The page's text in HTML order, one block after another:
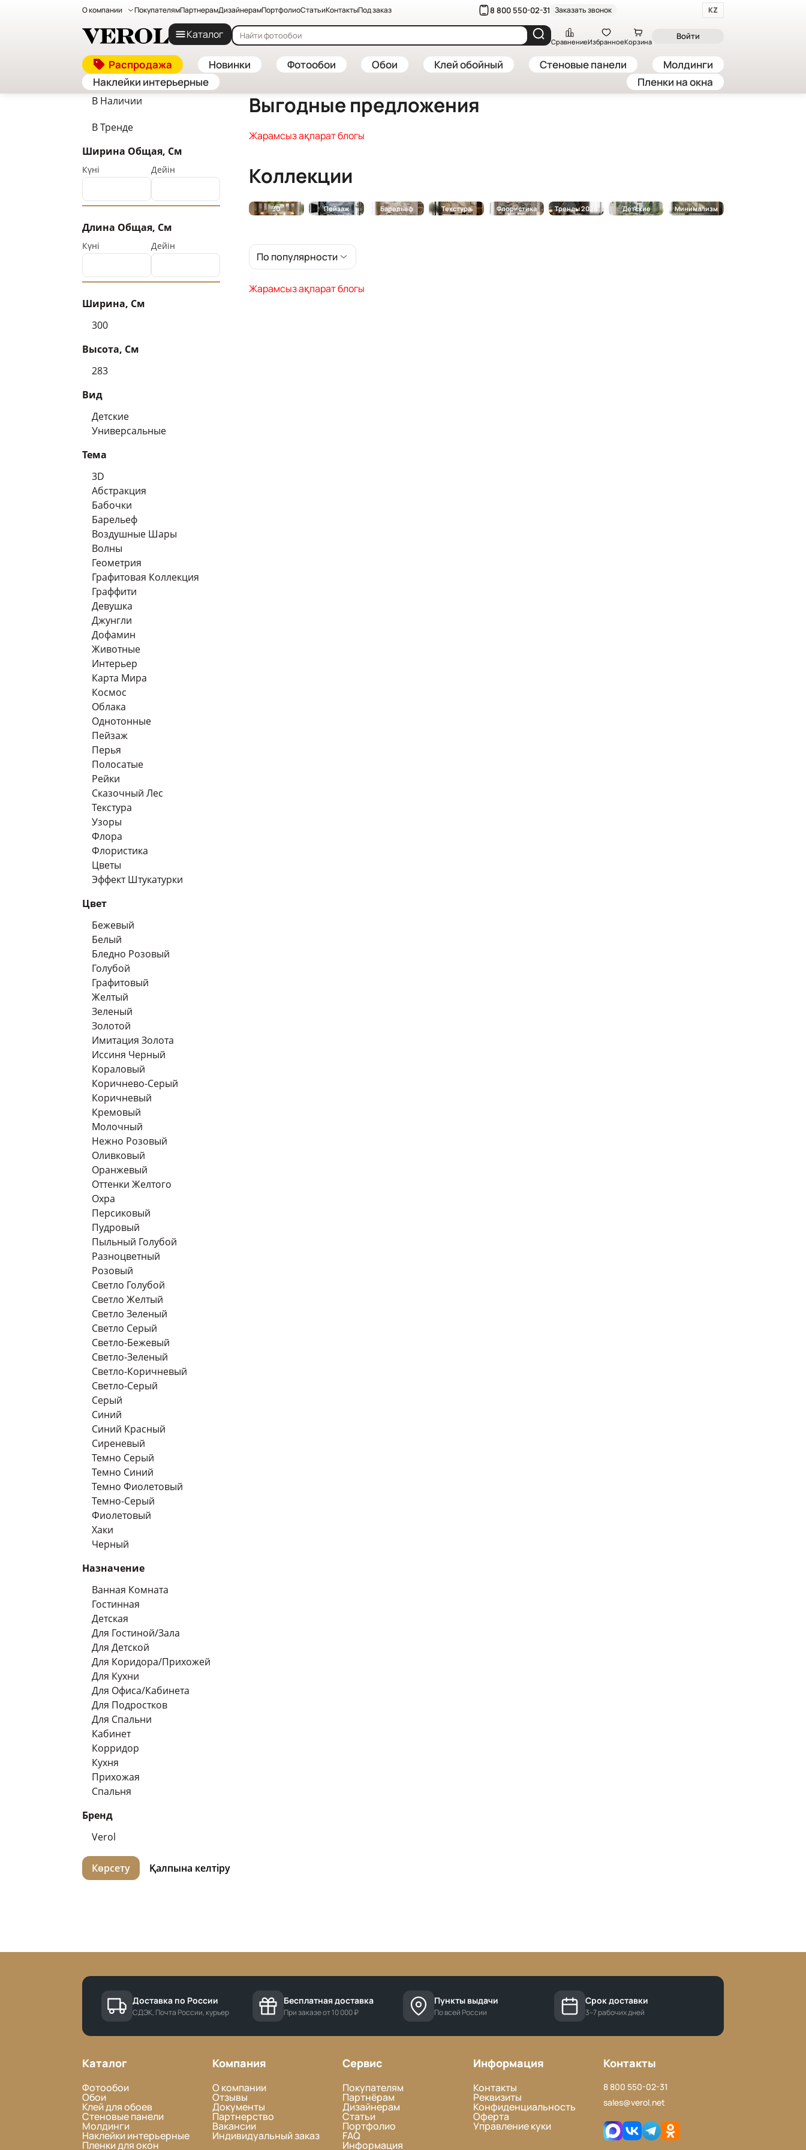
О компании ПокупателямПартнерамДизайнерамПортфолиоСтатьиКонтактыПод заказ 8 800 550-02-31 Заказать звонок KZ
Каталог
СравнениеИзбранноеКорзина
Войти
Распродажа Новинки Фотообои Обои Клей обойный Стеновые панели
Молдинги
Наклейки интерьерные
Пленки на окна
Главная—Каталог
Каталог
В Наличии
В Тренде
Ширина Общая, См
Күні Дейін
Длина Общая, См
Күні Дейін
Ширина, См
300
Высота, См
283
Вид
Детские
Универсальные
Тема
3D
Абстракция
Бабочки
Барельеф
Воздушные Шары
Волны
Геометрия
Графитовая Коллекция
Граффити
Девушка
Джунгли
Дофамин
Животные
Интерьер
Карта Мира
Космос
Облака
Однотонные
Пейзаж
Перья
Полосатые
Рейки
Сказочный Лес
Текстура
Узоры
Флора
Флористика
Цветы
Эффект Штукатурки
Цвет
Бежевый
Белый
Бледно Розовый
Голубой
Графитовый
Желтый
Зеленый
Золотой
Имитация Золота
Иссиня Черный
Кораловый
Коричнево-Серый
Коричневый
Кремовый
Молочный
Нежно Розовый
Оливковый
Оранжевый
Оттенки Желтого
Охра
Персиковый
Пудровый
Пыльный Голубой
Разноцветный
Розовый
Светло Голубой
Светло Желтый
Светло Зеленый
Светло Серый
Светло-Бежевый
Светло-Зеленый
Светло-Коричневый
Светло-Серый
Серый
Синий
Синий Красный
Сиреневый
Темно Серый
Темно Синий
Темно Фиолетовый
Темно-Серый
Фиолетовый
Хаки
Черный
Назначение
Ванная Комната
Гостинная
Детская
Для Гостиной/зала
Для Детской
Для Коридора/прихожей
Для Кухни
Для Офиса/кабинета
Для Подростков
Для Спальни
Кабинет
Корридор
Кухня
Прихожая
Спальня
Бренд
Verol
Көрсету Қалпына келтіру
Выгодные предложения
Жарамсыз ақпарат блогы
Коллекции
3D Пейзаж Барельеф Текстура Флористика Тренды 2026 Детские Минимализм
По популярности
По новизне
Сначала дешевле
Сначала дороже
По популярности
Жарамсыз ақпарат блогы
Доставка по России
СДЭК, Почта России, курьер
Бесплатная доставка
При заказе от 10 000 ₽
Пункты выдачи
По всей России
Срок доставки
3–7 рабочих дней
Каталог
Фотообои
Обои
Клей для обоев
Стеновые панели
Молдинги
Наклейки интерьерные
Пленки для окон
Компания
О компании
Отзывы
Документы
Партнерство
Вакансии
Индивидуальный заказ
Сервис
Покупателям
Партнёрам
Дизайнерам
Статьи
Портфолио
FAQ
Информация
Информация
Контакты
Реквизиты
Конфиденциальность
Оферта
Управление куки
Контакты
8 800 550-02-31
sales@verol.net